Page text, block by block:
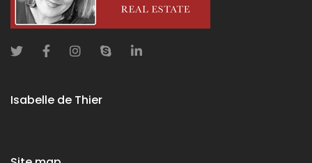
Isabelle de Thier